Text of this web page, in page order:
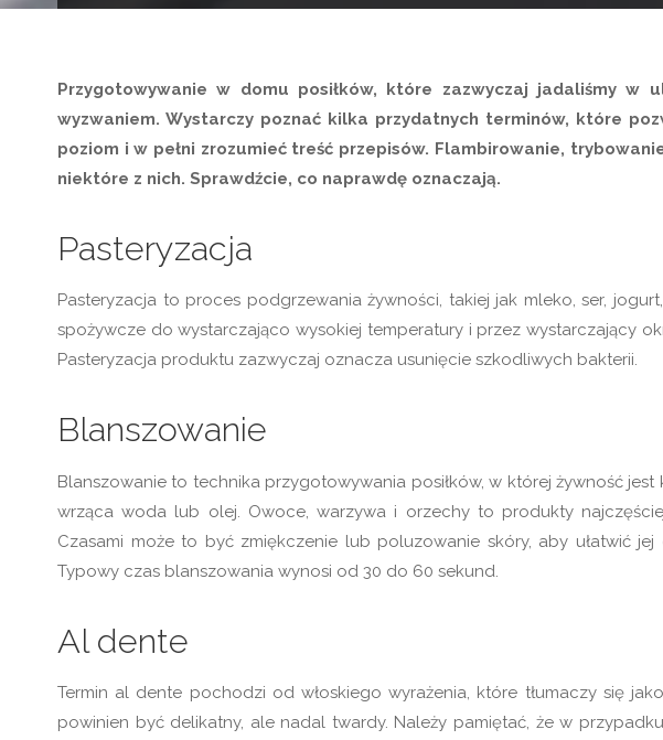
główna
Przygotowywanie w domu posiłków, które zazwyczaj jadaliśmy w
wyzwaniem. Wystarczy poznać kilka przydatnych terminów, które
poziom i w pełni zrozumieć treść przepisów. Flambirowanie,
niektóre z nich. Sprawdźcie, co naprawdę oznaczają.
Pasteryzacja
Pasteryzacja to proces podgrzewania żywności, takiej jak mleko, ser,
spożywcze do wystarczająco wysokiej temperatury i przez wystarczający
Pasteryzacja produktu zazwyczaj oznacza usunięcie szkodliwych bakterii.
Blanszowanie
Blanszowanie to technika przygotowywania posiłków, w której żywność
wrząca woda lub olej. Owoce, warzywa i orzechy to produkty
Czasami może to być zmiękczenie lub poluzowanie skóry, aby ułatwić
Typowy czas blanszowania wynosi od 30 do 60 sekund.
Al dente
Termin al dente pochodzi od włoskiego wyrażenia, które tłumaczy się
powinien być delikatny, ale nadal twardy. Należy pamiętać, że w